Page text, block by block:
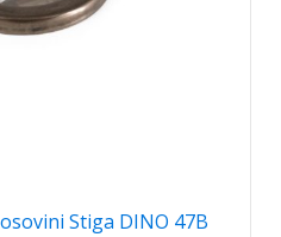
Stiga DINO 47B